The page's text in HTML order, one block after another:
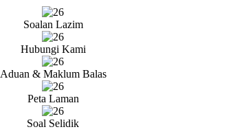
Soalan Lazim
Hubungi Kami
Aduan & Maklum Balas
Peta Laman
Soal Selidik